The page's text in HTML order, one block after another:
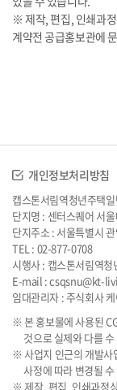
※ 제작, 편집, 인쇄과
계약전 공급홍보관에
개인정보처리방침
캡스톤서림역청년주택
단지명 : 센터스퀘어 서
단지주소 : 서울특별시
TEL : 02-877-0708
시행사 : 캡스톤서림역
E-mail : csqsnu@kt-
임대관리자 : 주식회사
※ 본 홍보물에 사용된
것으로 실제와 다를
※ 사업지 인근의 개발사
사정에 따라 변경될
※ 제작, 편집, 인쇄과정